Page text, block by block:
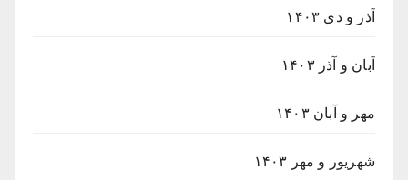
آذر و دی ۱۴۰۳
آبان و آذر ۱۴۰۳
مهر و آبان ۱۴۰۳
شهریور و مهر ۱۴۰۳